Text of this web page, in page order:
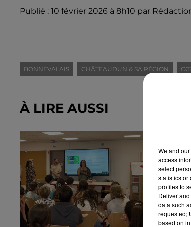
Publié : 10 février 2026 à 8h10 par
BONNEVALAIS CHÂTEAUDUN & SA RÉGION
À LIRE AUSSI
We and our
access
select
statistics or
profiles to
Deliver
data such
requested;
based on